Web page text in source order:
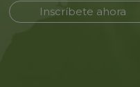
Inscríbete ahora